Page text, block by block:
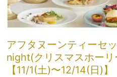
アフタヌーンティーセ
night(クリスマスホーリ
【11/1(土)〜12/14(日)】